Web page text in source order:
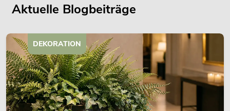
Aktuelle Blogbeiträge
DEKORATION